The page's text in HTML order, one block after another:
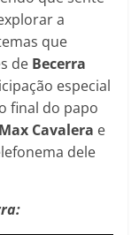
a
que
de Becerra
especial
final do papo
Max Cavalera e
dele